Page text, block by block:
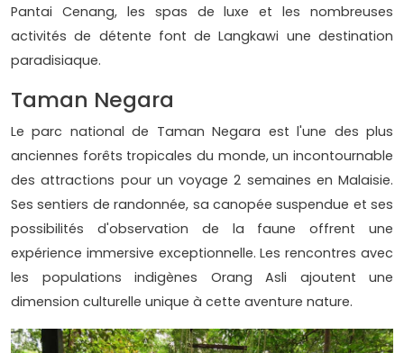
Pantai Cenang, les spas de luxe et les nombreuses
activités de détente font de Langkawi une destination
paradisiaque.
Taman Negara
Le parc national de Taman Negara est l'une des plus
anciennes forêts tropicales du monde, un incontournable
des attractions pour un voyage 2 semaines en Malaisie.
Ses sentiers de randonnée, sa canopée suspendue et ses
possibilités d'observation de la faune offrent une
expérience immersive exceptionnelle. Les rencontres avec
les populations indigènes Orang Asli ajoutent une
dimension culturelle unique à cette aventure nature.